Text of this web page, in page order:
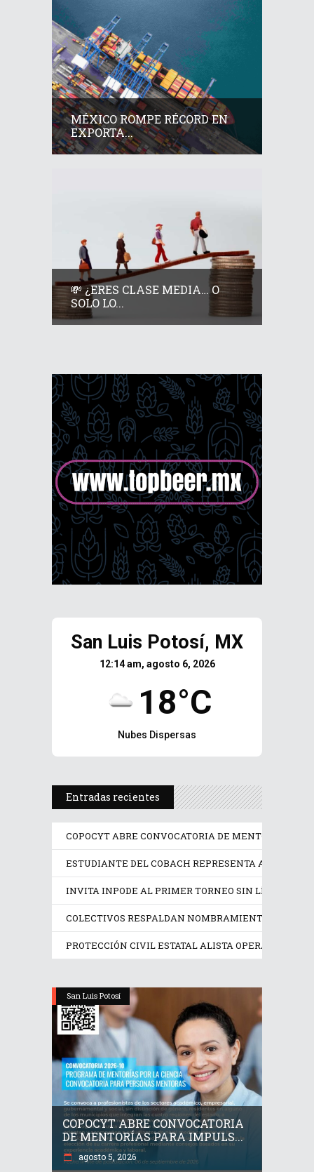
MÉXICO ROMPE RÉCORD EN
EXPORTA...
💸 ¿ERES CLASE MEDIA… O
SOLO LO...
San Luis Potosí, MX
12:14 am, agosto 6, 2026
18°C
Nubes Dispersas
Entradas recientes
COPOCYT ABRE CONVOCATORIA DE MENTORÍAS
ESTUDIANTE DEL COBACH REPRESENTA A MÉXICO
INVITA INPODE AL PRIMER TORNEO SIN LÍMITES
COLECTIVOS RESPALDAN NOMBRAMIENTO EN LA
PROTECCIÓN CIVIL ESTATAL ALISTA OPERATIVO
San Luis Potosí
COPOCYT ABRE CONVOCATORIA
DE MENTORÍAS PARA IMPULS...
agosto 5, 2026